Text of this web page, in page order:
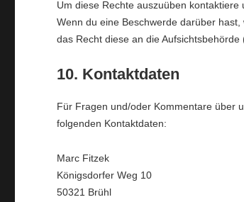
Um diese Rechte auszuüben
Wenn du eine Beschwerde darüber
das Recht diese an die
10. Kontaktdaten
Für Fragen und/oder Kommentare über
folgenden Kontaktdaten:
Marc Fitzek
Königsdorfer Weg 10
50321 Brühl